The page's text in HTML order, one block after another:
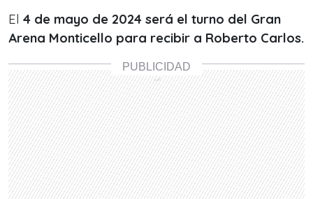
El 4 de mayo de 2024 será el turno del Gran
Arena Monticello para recibir a Roberto Carlos.